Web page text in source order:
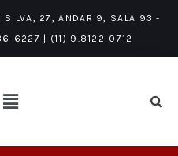
SILVA, 27, ANDAR 9, SALA 93 -
6227 | (11) 9.8122-0712